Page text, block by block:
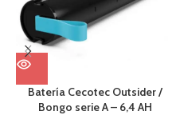
Batería Cecotec Outsider /
Bongo serie A – 6,4 AH